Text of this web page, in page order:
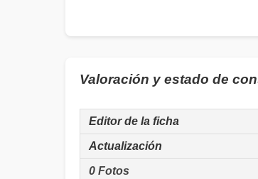
Valoración y estado de
Editor de la ficha
Actualización
0 Fotos